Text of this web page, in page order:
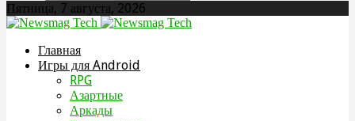
Пятница, 7 августа, 2026
Главная
Игры для Android
RPG
Азартные
Аркады